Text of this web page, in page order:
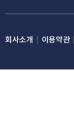
회사소개 이용약관